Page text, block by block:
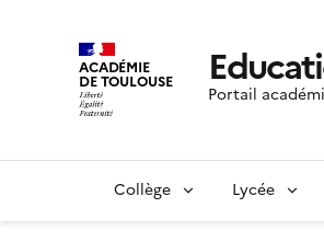
ACADÉMIE
DE TOULOUSE
Portail
Collège Lycée